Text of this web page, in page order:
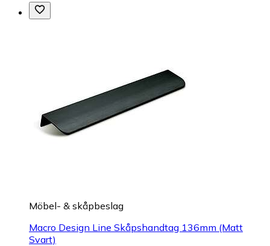
Möbel- & skåpbeslag
Macro Design Line Skåpshandtag 136mm (Matt
Svart)